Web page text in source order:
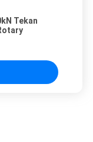
Tekan